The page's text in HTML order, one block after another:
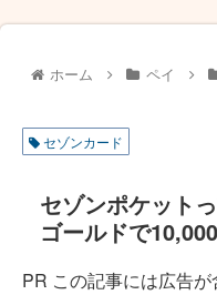
ホーム ペイ
セゾンカード
セゾンポケット
ゴールドで
PR この記事には広告